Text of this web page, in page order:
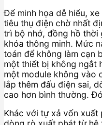
Để minh họa dễ hiểu,
tiêu thụ điện chờ nhất
trì bộ nhớ, đồng hồ thời
khóa thông minh. Mức
toán để không làm cạn
một thiết bị không ngắt
một module không vào
lắp thêm đấu điện sai,
cao hơn bình thường.
Khác với tự xả vốn xuất